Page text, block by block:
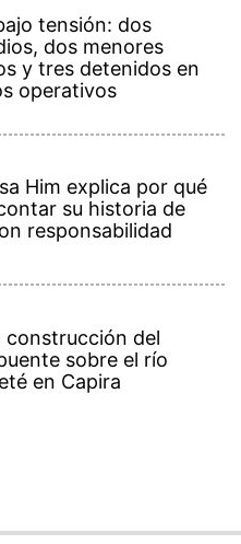
tensión: dos
dos menores
y tres detenidos en
operativos
Him explica por qué
su historia de
responsabilidad
construcción del
sobre el río
en Capira